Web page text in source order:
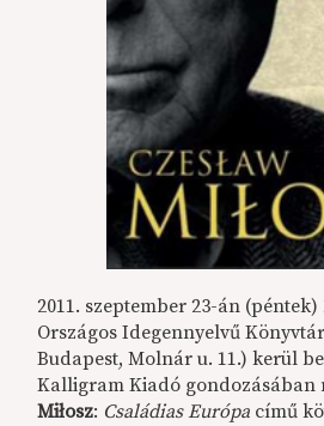
2011. szeptember 23-án
Országos Idegennyelvű
Budapest, Molnár u. 11.) kerül
Kalligram Kiadó gondozásában
Miłosz: Családias Európa című